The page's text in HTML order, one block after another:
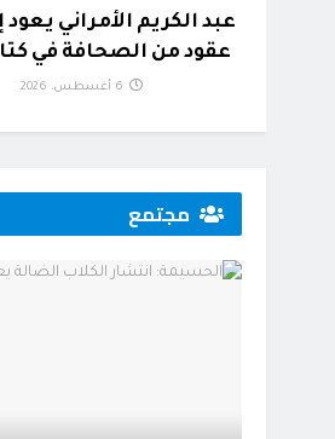
عبد الكريم الأمراني يعود
عقود من الصحافة في
مجتمع